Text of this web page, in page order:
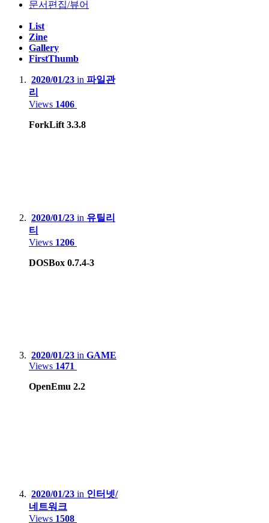
Server :
Dell PowerEdge R420(Intel XEON E5-2407)
Dell PowerEdge R710(Intel XEON E5620 x2, 32GB)
HP Proliant Microserver Gen8(Intel XEON E3-1230V2)
NAS :
Motorola Edge 20 pro
Apple iPhone 12
Apple iPhone 15 Pro Max
Huawei X3, Nova Smart
Blackberry 9790
Samsung Galaxy Tab S7+
Lenovo Xiaoxin 2022
문서편집/뷰어
List
Zine
Gallery
FirstThumb
2020/01/23 in 파일관
리
Views 1406
ForkLift 3.3.8
2020/01/23 in 유틸리
티
Views 1206
DOSBox 0.7.4-3
2020/01/23 in GAME
Views 1471
OpenEmu 2.2
2020/01/23 in 인터넷/
네트워크
Views 1508